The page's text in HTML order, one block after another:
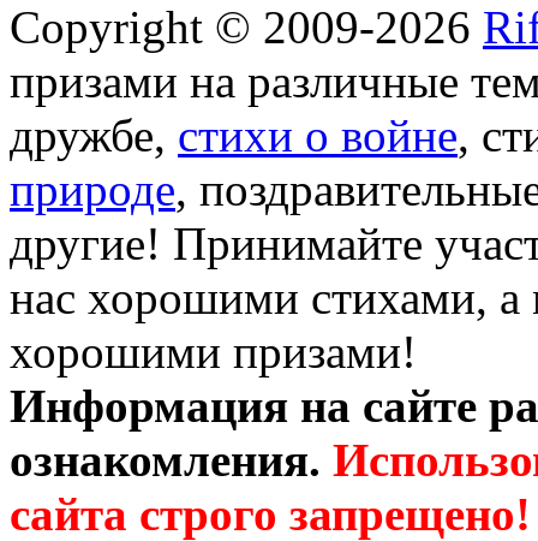
Copyright © 2009-2026
призами на различные
дружбе, стихи о войне,
природе,
другие! Принимайте
нас хорошими стихами, а
хорошими призами!
Информация на сайте
ознакомления.
сайта строго запрещено!